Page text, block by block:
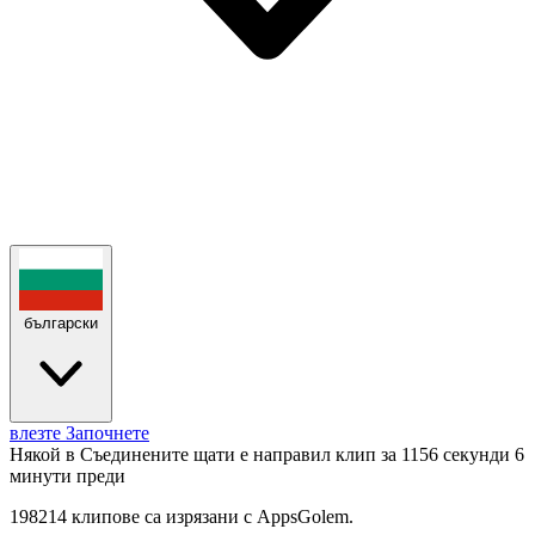
български
влезте Започнете
Някой в Съединените щати е направил клип за 1156 секунди 6
минути преди
198214 клипове са изрязани с AppsGolem.